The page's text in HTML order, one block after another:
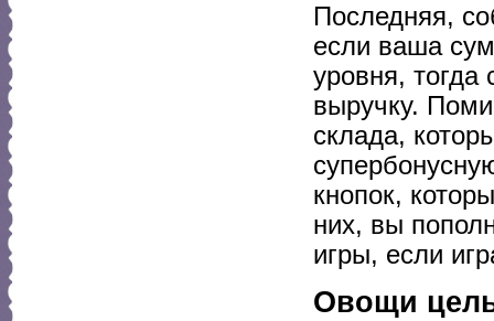
Последняя,
если ваша
уровня,
выручку.
склада,
кнопок,
них, вы
игры, если
Овощи